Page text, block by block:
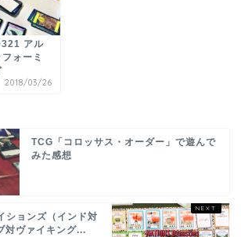
アル
ォーミ
2018/03/26
TCG「コロッサス・オーダー」で遊んで
みた感想
ションズ（インド対
対ヴァイキング...